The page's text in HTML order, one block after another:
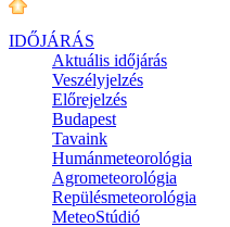
IDŐJÁRÁS
Aktuális időjárás
Veszélyjelzés
Előrejelzés
Budapest
Tavaink
Humánmeteorológia
Agrometeorológia
Repülésmeteorológia
MeteoStúdió